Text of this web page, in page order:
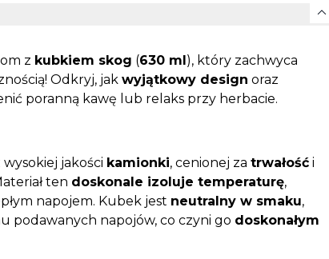
expand_more
z kubkiem skog (630 ml), który zachwyca
Odkryj, jak wyjątkowy design oraz
poranną kawę lub relaks przy herbacie.
wysokiej jakości kamionki, cenionej za trwałość i
ten doskonale izoluje temperaturę,
napojem. Kubek jest neutralny w smaku,
podawanych napojów, co czyni go doskonałym